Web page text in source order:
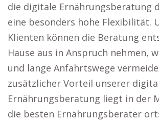
die digitale Ernährungsberatung
eine besonders hohe Flexibilität.
Klienten können die Beratung
Hause aus in Anspruch nehmen,
und lange Anfahrtswege
zusätzlicher Vorteil unserer
Ernährungsberatung liegt in der
die besten Ernährungsberater